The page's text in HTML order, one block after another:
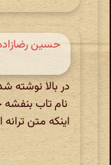
حسین
در بالا نوشته
نام تاب
اینکه متن